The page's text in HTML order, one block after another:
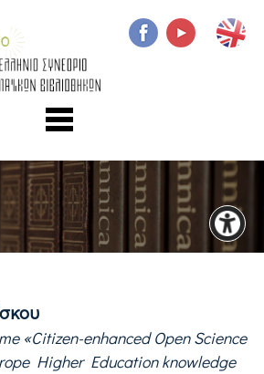
«Citizen-enhanced Open Science
Higher Education knowledge